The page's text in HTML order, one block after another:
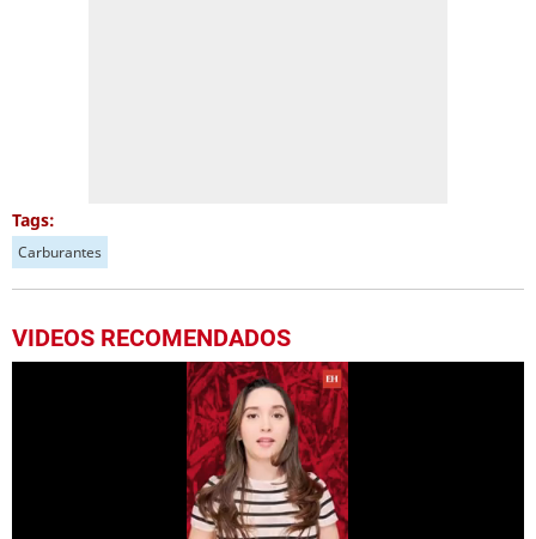
Tags:
Carburantes
VIDEOS RECOMENDADOS